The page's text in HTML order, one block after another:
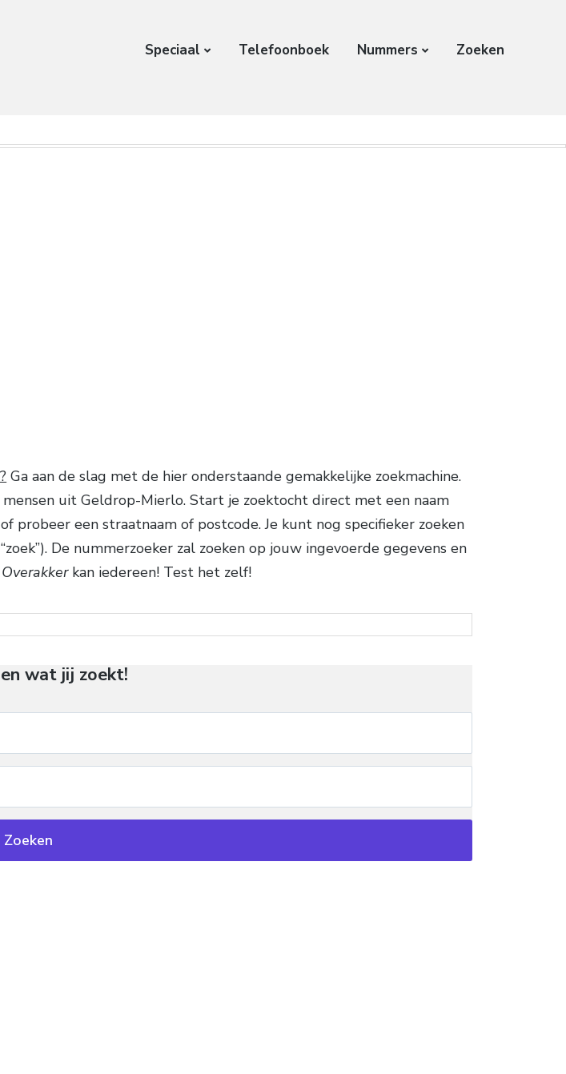
Speciaal Telefoonboek Nummers Zoeken
Ga aan de slag met de hier onderstaande gemakkelijke zoekmachine.
uit Geldrop-Mierlo. Start je zoektocht direct met een naam
probeer een straatnaam of postcode. Je kunt nog specifieker zoeken
De nummerzoeker zal zoeken op jouw ingevoerde gegevens en
kan iedereen! Test het zelf!
wat jij zoekt!